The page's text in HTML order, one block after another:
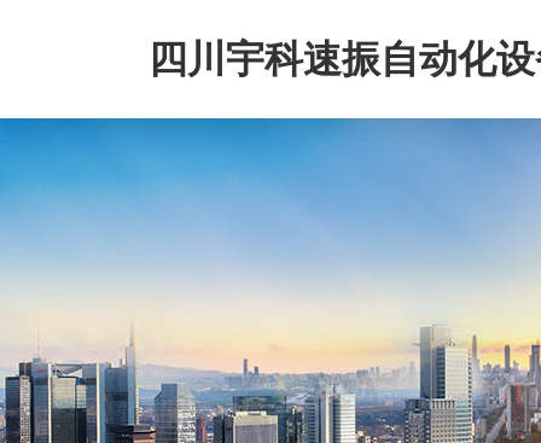
四川宇科速振自动化
公司